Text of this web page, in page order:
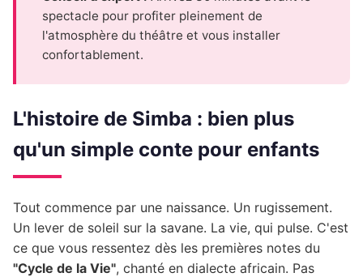
spectacle pour profiter pleinement de
l'atmosphère du théâtre et vous installer
confortablement.
L'histoire de Simba : bien plus
qu'un simple conte pour enfants
Tout commence par une naissance. Un rugissement.
Un lever de soleil sur la savane. La vie, qui pulse. C'est
ce que vous ressentez dès les premières notes du
"Cycle de la Vie", chanté en dialecte africain. Pas